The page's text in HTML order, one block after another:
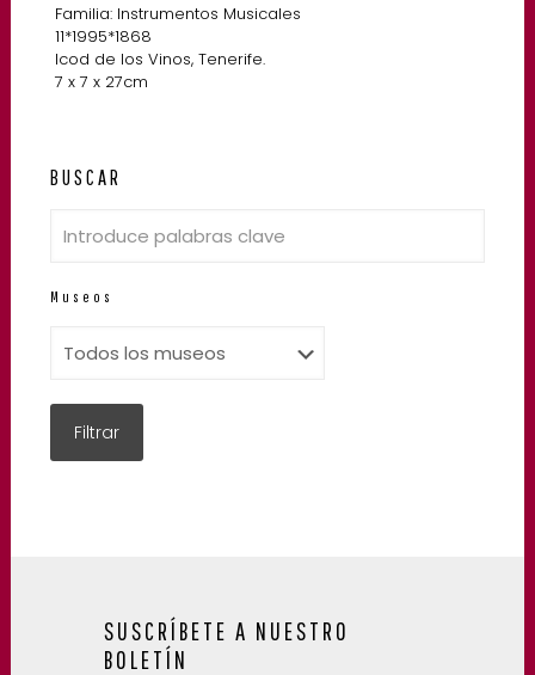
Familia: Instrumentos Musicales
11*1995*1868
Icod de los Vinos, Tenerife.
7 x 7 x 27cm
BUSCAR
Museos
SUSCRÍBETE A NUESTRO
BOLETÍN